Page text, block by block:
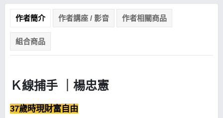
作者簡介 作者講座 / 影音 作者相關商品
組合商品
Ｋ線捕手 ｜楊忠憲
37歲時現財富自由